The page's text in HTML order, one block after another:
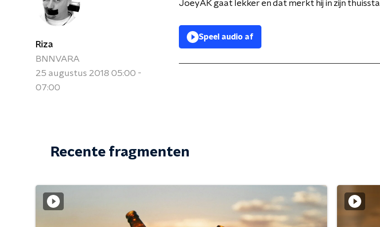
Riza
BNNVARA
25 augustus 2018 05:00 -
07:00
JoeyAK gaat lekker en dat merkt hij in zijn
Speel audio af
Recente fragmenten